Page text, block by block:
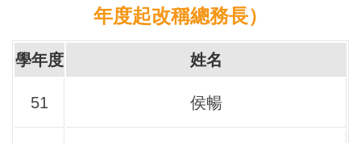
年度起改稱總務長）
學年度 姓名
51 侯暢